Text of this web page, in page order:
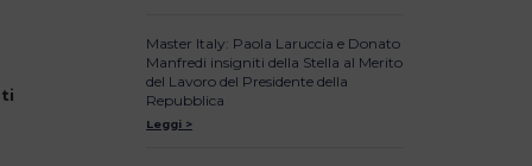
Master Italy: Paola Laruccia e Donato
Manfredi insigniti della Stella al Merito
del Lavoro del Presidente della
Repubblica
Leggi >